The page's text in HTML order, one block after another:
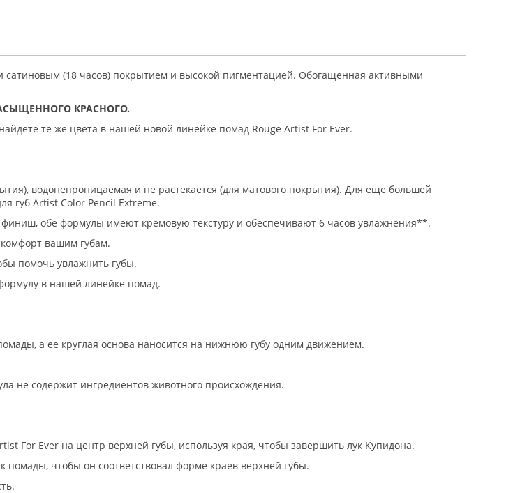
сатиновым (18 часов) покрытием и высокой пигментацией. Обогащенная активными
КРАСНОГО.
те же цвета в нашей новой линейке помад Rouge Artist For Ever.
водонепроницаемая и не растекается (для матового покрытия). Для еще большей
губ Artist Color Pencil Extreme.
обе формулы имеют кремовую текстуру и обеспечивают 6 часов увлажнения**.
вашим губам.
помочь увлажнить губы.
в нашей линейке помад.
а ее круглая основа наносится на нижнюю губу одним движением.
не содержит ингредиентов животного происхождения.
For Ever на центр верхней губы, используя края, чтобы завершить лук Купидона.
помады, чтобы он соответствовал форме краев верхней губы.